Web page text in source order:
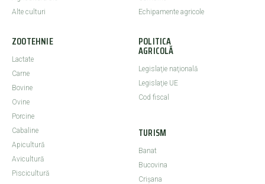
Alte culturi
Echipamente agricole
ZOOTEHNIE
Lactate
Carne
Bovine
Ovine
Porcine
Cabaline
Apicultură
Avicultură
Piscicultură
POLITICA
AGRICOLĂ
Legislaţie naţională
Legislaţie UE
Cod fiscal
TURISM
Banat
Bucovina
Crişana